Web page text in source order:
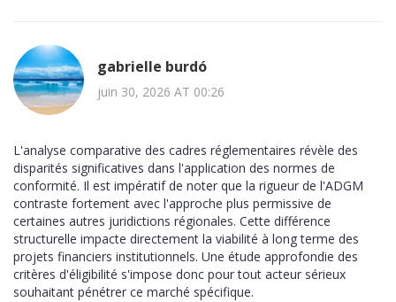
gabrielle burdó
juin 30, 2026 AT 00:26
L'analyse comparative des cadres réglementaires révèle des
disparités significatives dans l'application des normes de
conformité. Il est impératif de noter que la rigueur de l'ADGM
contraste fortement avec l'approche plus permissive de
certaines autres juridictions régionales. Cette différence
structurelle impacte directement la viabilité à long terme des
projets financiers institutionnels. Une étude approfondie des
critères d'éligibilité s'impose donc pour tout acteur sérieux
souhaitant pénétrer ce marché spécifique.